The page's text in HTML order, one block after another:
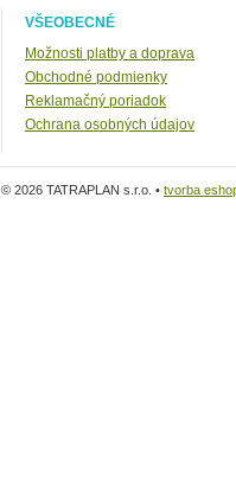
VŠEOBECNÉ
Možnosti platby a doprava
Obchodné podmienky
Reklamačný poriadok
Ochrana osobných údajov
© 2026 TATRAPLAN s.r.o. • tvorba